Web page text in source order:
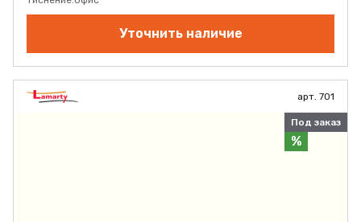
Уточнить наличие
арт. 701
Под заказ
%